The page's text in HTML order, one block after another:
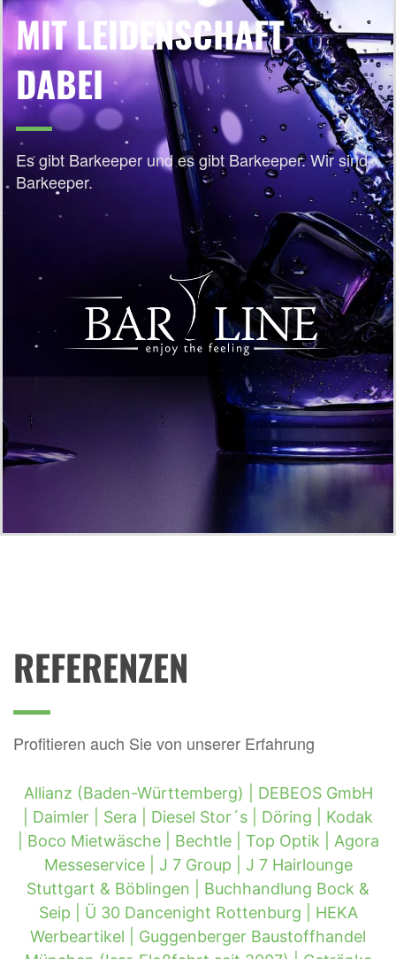
MIT LEIDENSCHAFT
DABEI
Es gibt Barkeeper und es gibt Barkeeper. Wir sind
Barkeeper.
REFERENZEN
Profitieren auch Sie von unserer Erfahrung
Allianz (Baden-Württemberg) | DEBEOS GmbH
Daimler | Sera | Diesel Stor´s | Döring | Kodak
Boco Mietwäsche | Bechtle | Top Optik | Agora
Messeservice | J 7 Group | J 7 Hairlounge
Stuttgart & Böblingen | Buchhandlung Bock &
Seip | Ü 30 Dancenight Rottenburg | HEKA
Werbeartikel | Guggenberger Baustoffhandel